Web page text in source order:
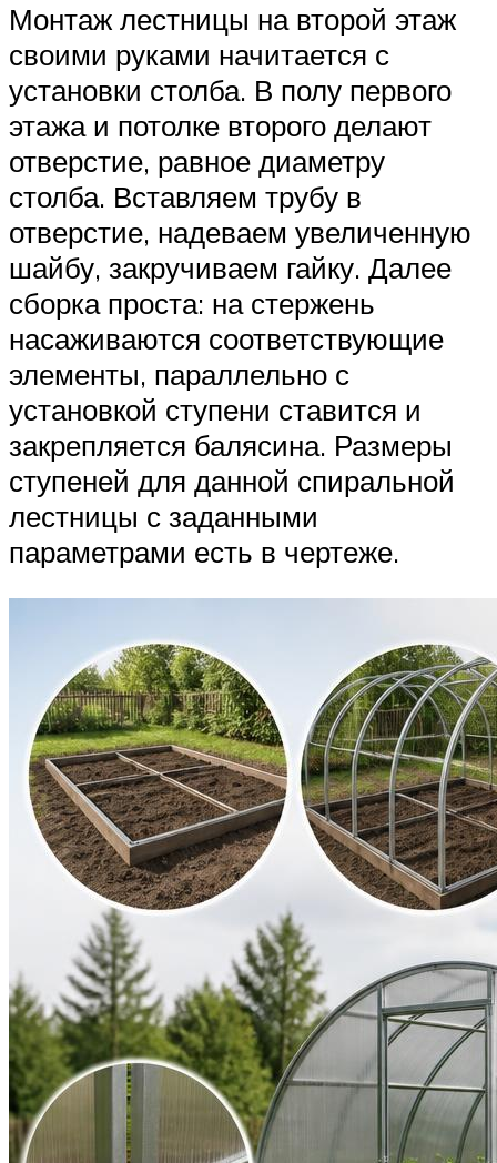
Монтаж лестницы на второй этаж
своими руками начитается с
установки столба. В полу первого
этажа и потолке второго делают
отверстие, равное диаметру
столба. Вставляем трубу в
отверстие, надеваем увеличенную
шайбу, закручиваем гайку. Далее
сборка проста: на стержень
насаживаются соответствующие
элементы, параллельно с
установкой ступени ставится и
закрепляется балясина. Размеры
ступеней для данной спиральной
лестницы с заданными
параметрами есть в чертеже.